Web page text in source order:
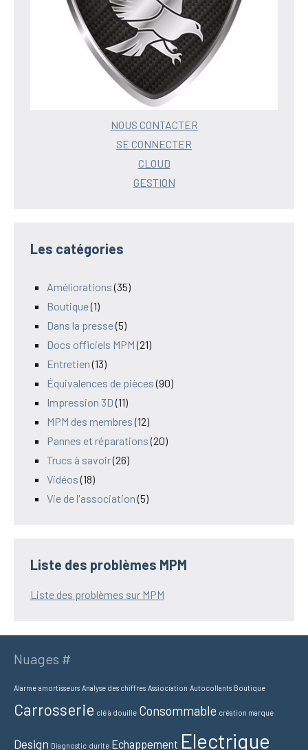
NOUS CONTACTER
SE CONNECTER
CLOUD
GESTION
Les catégories
Améliorations(35)
Boutique(1)
Dans la presse(5)
Docs officiels MPM(21)
Entretien(13)
Équivalences de pièces(90)
Impression 3D(11)
MPM des membres(12)
Pannes et réparations(20)
Trucs à savoir(26)
Vidéos(18)
Vie de l'association(5)
Liste des problèmes MPM
Liste des problèmes sur MPM
Nuages #
Alarme amortisseurs Analyse des chiffres Assiociation Autocollants Boutique
Carrosserie clé à douille Consommable création marque
Design Diagnostic durite Echappement Electrique